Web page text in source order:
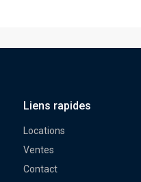
Liens rapides
Locations
Ventes
Contact